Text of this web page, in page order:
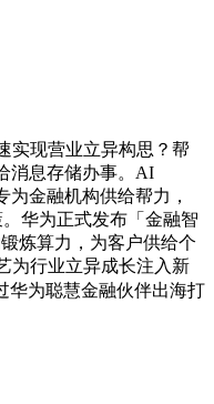
实现营业立异构思？帮
消息存储办事。AI
金融机构供给帮力，
华为正式发布「金融智
炼算力，为客户供给个
为行业立异成长注入新
华为聪慧金融伙伴出海打